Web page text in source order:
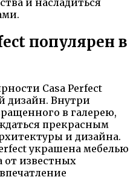
и насладиться
популярен в
Casa Perfect
дизайн. Внутри
в галерею,
прекрасным
и дизайна.
украшена мебелью
от известных